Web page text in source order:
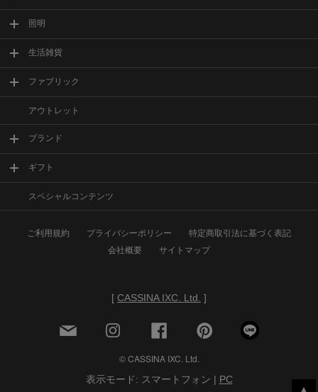
▲
照明
生活雑貨
ファブリック
アウトレット
ブランド
ギフト
スペシャルコンテンツ
ご利用規約 プライバシーポリシー
特定商取引法に基づく表記
会社概要
サイトマップ
[ CASSINA IXC. Ltd. ]
© CASSINA IXC. Ltd.
表示モード: スマートフォン | PC